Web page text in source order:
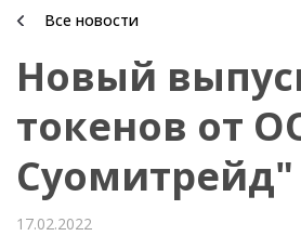
Все новости
Новый
токенов от
Суомитрейд"
17.02.2022